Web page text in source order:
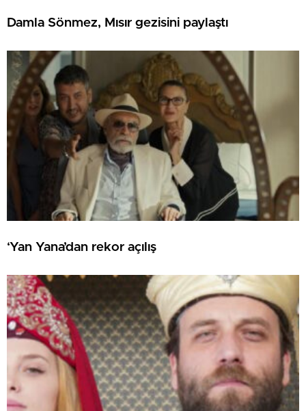
Damla Sönmez, Mısır gezisini paylaştı
‘Yan Yana’dan rekor açılış